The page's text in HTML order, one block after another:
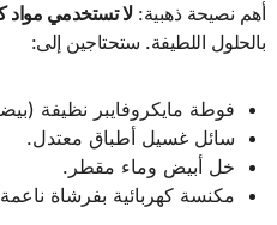
أهم نصيحة ذهبية:لا تستخدمي مواد
بالحلول اللطيفة. ستحتاجين إلى:
فوطة مايكروفايبر نظيفة
سائل غسيل أطباق معتدل.
خل أبيض وماء مقطر.
مكنسة كهربائية بفرشاة